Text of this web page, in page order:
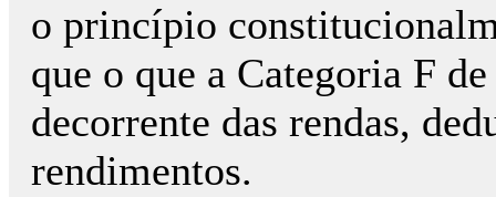
o princípio
que o que a Categoria F
decorrente das rendas,
rendimentos.